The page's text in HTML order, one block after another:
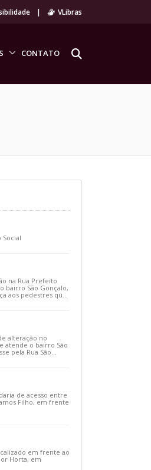
| VLibras
CONTATO
Social
na Rua Prefeito
bairro São Gonçalo,
aos pedestres que
alteração no
atende o bairro São
pela Rua São
e siga pela
de acesso entre
Filho, em frente
em frente ao
Horta, em